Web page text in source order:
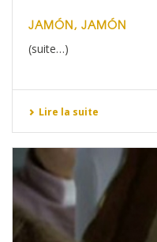
JAMÓN, JAMÓN
(suite…)
Lire la suite